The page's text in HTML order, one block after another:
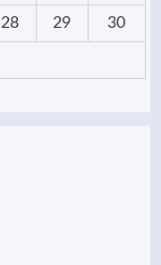
28 29 30